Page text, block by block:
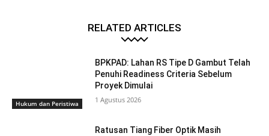
RELATED ARTICLES
Hukum dan Peristiwa
BPKPAD: Lahan RS Tipe D Gambut Telah
Penuhi Readiness Criteria Sebelum
Proyek Dimulai
1 Agustus 2026
Ratusan Tiang Fiber Optik Masih